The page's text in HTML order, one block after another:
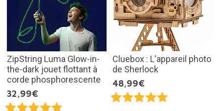
ZipString Luma Glow-in-
the-dark jouet flottant à
corde phosphorescente
32,99€
Cluebox : L'appareil photo
de Sherlock
48,99€